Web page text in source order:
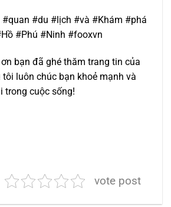
#du #lịch #và #Khám #phá
#Phú #Ninh #fooxvn
bạn đã ghé thăm trang tin của
luôn chúc bạn khoẻ mạnh và
trong cuộc sống!
vote post